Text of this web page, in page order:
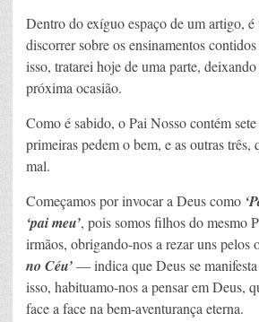
Dentro do exíguo espaço de um artigo,
discorrer sobre os ensinamentos
isso, tratarei hoje de uma parte,
próxima ocasião.
Como é sabido, o Pai Nosso contém
primeiras pedem o bem, e as outras três,
mal.
Começamos por invocar a Deus como
‘pai meu’, pois somos filhos do mesmo
irmãos, obrigando-nos a rezar uns pelos
no Céu’— indica que Deus se
isso, habituamo-nos a pensar em Deus,
face a face na bem-aventurança eterna.